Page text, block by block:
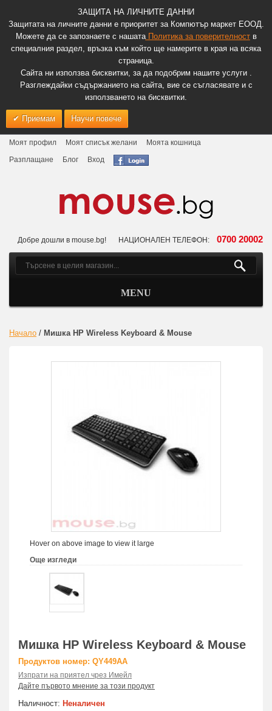
ЗАЩИТА НА ЛИЧНИТЕ ДАННИ
Защитата на личните данни е приоритет за Компютър маркет ЕООД.
Можете да се запознаете с нашатаПолитика за поверителноств
специалния раздел, връзка към който ще намерите в края на всяка
страница.
Сайта ни използва бисквитки, за да подобрим нашите услуги .
Разглеждайки съдържанието на сайта, вие се съгласявате и с
използването на бисквитки.
Приемам Научи повече
Моят профил Моят списък желани
Моята кошница
Разплащане
Блог Вход
Добре дошли в mouse.bg! НАЦИОНАЛЕН ТЕЛЕФОН: 0700 20002
MENU
Начало / Мишка HP Wireless Keyboard & Mouse
Hover on above image to view it large
Още изгледи
Мишка HP Wireless Keyboard & Mouse
Продуктов номер: QY449AA
Изпрати на приятел чрез Имейл
Дайте първото мнение за този продукт
Наличност: Неналичен